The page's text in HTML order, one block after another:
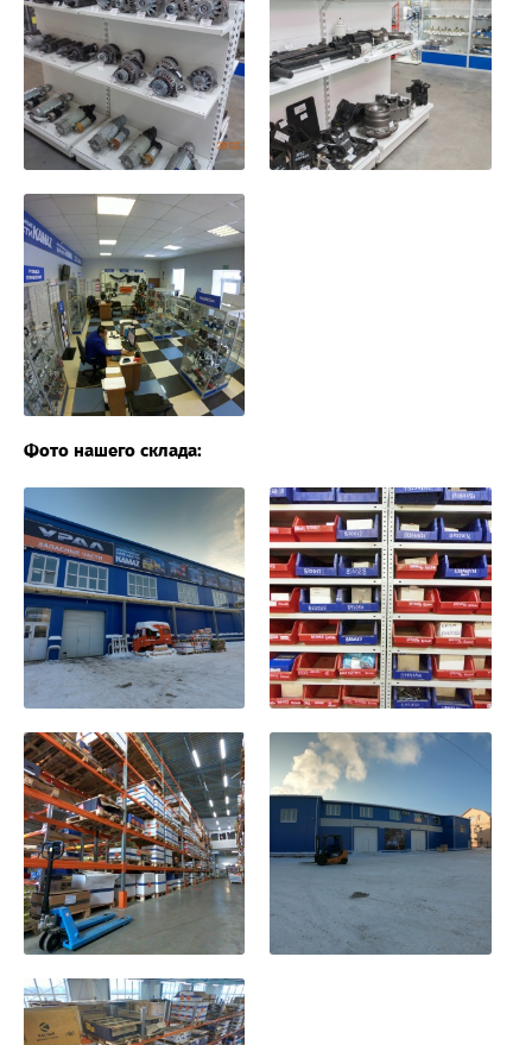
Фото нашего склада: